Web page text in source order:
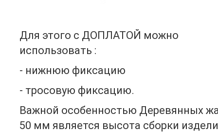
Для этого с ДОПЛАТОЙ можно
использовать :
- нижнюю фиксацию
- тросовую фиксацию.
Важной особенностью Деревянных
50 мм является высота сборки